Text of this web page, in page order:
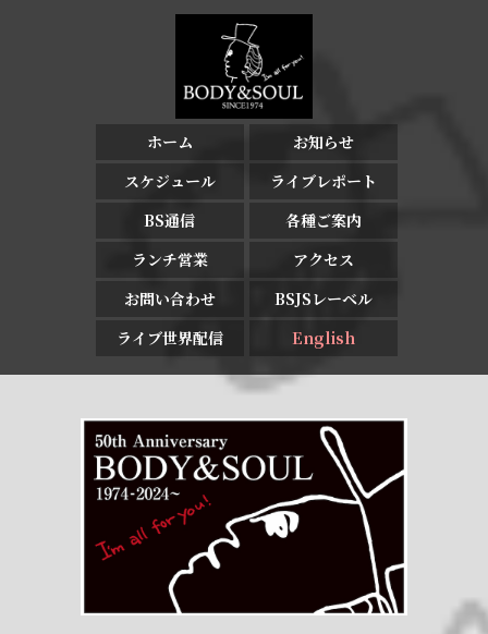
ホーム
お知らせ
スケジュール
ライブレポート
BS通信
各種ご案内
ランチ営業
アクセス
お問い合わせ
BSJSレーベル
ライブ世界配信
English